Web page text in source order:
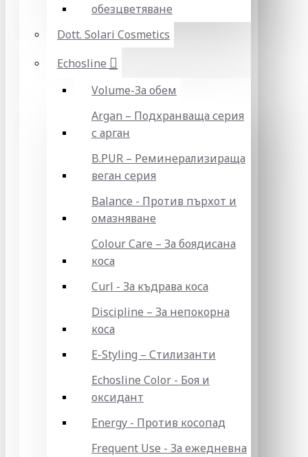
обезцветяване
Dott. Solari Cosmetics
Echosline
Volume-За обем
Argan – Подхранваща серия
с арган
B.PUR – Реминерализираща
веган серия
Balance - Против пърхот и
омазняване
Colour Care – За боядисана
коса
Curl - За къдрава коса
Discipline – За непокорна
коса
E-Styling – Стилизанти
Echosline Color - Боя и
оксидант
Energy - Против косопад
Frequent Use - За ежедневна